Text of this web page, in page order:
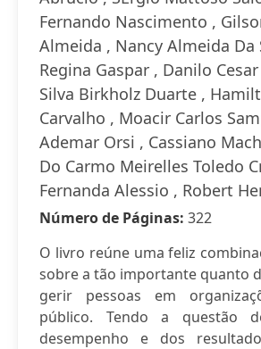
Fernando Nascimento ,
Almeida , Nancy Almeida Da
Regina Gaspar , Danilo
Silva Birkholz Duarte ,
Carvalho , Moacir Carlos
Ademar Orsi , Cassiano
Do Carmo Meirelles Toledo
Fernanda Alessio , Robert
Número de Páginas: 322
O livro reúne uma feliz
sobre a tão importante quanto
gerir pessoas em
público. Tendo a questão
desempenho e dos